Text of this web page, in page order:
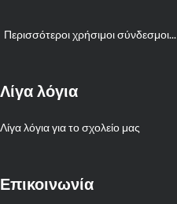
Περισσότεροι χρήσιμοι σύνδεσμοι...
Λίγα λόγια
Λίγα λόγια για το σχολείο μας
Επικοινωνία